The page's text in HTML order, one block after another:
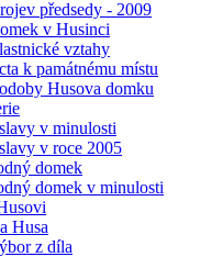
předsedy - 2009
v Husinci
vztahy
k památnému místu
Husova domku
v minulosti
v roce 2005
domek
domek v minulosti
Husa
z díla